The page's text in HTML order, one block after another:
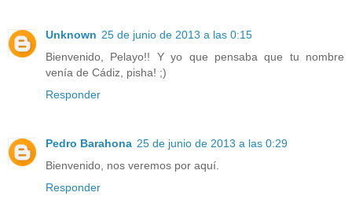
Unknown 25 de junio de 2013 a las 0:15
Bienvenido, Pelayo!! Y yo que pensaba que tu nombre
venía de Cádiz, pisha! ;)
Responder
Pedro Barahona 25 de junio de 2013 a las 0:29
Bienvenido, nos veremos por aquí.
Responder